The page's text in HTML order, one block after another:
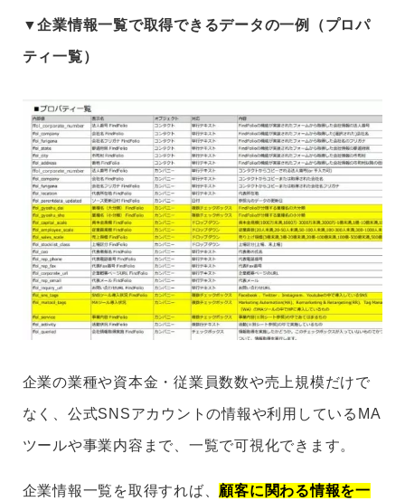
▼企業情報一覧で取得できるデータの一例（プロパ
ティ一覧）
企業の業種や資本金・従業員数数や売上規模だけで
なく、公式SNSアカウントの情報や利用しているMA
ツールや事業内容まで、一覧で可視化できます。
企業情報一覧を取得すれば、 顧客に関わる情報を一